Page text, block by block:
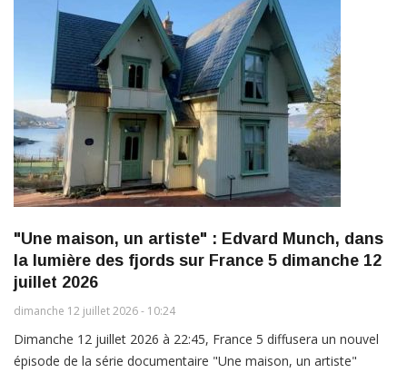
"Une maison, un artiste" : Edvard Munch, dans
la lumière des fjords sur France 5 dimanche 12
juillet 2026
dimanche 12 juillet 2026 - 10:24
Dimanche 12 juillet 2026 à 22:45, France 5 diffusera un nouvel
épisode de la série documentaire "Une maison, un artiste"